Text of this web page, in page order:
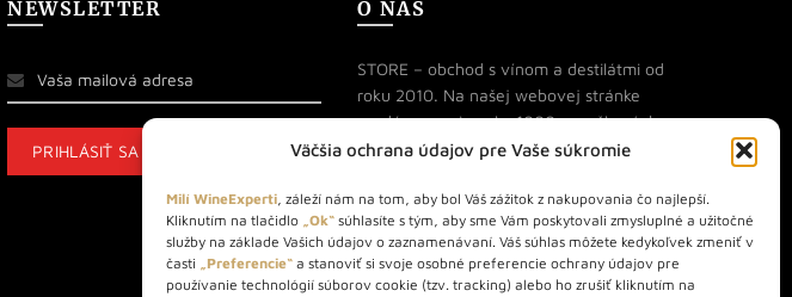
Väčšia ochrana údajov pre Vaše súkromie
Milí WineExperti, záleží nám na tom, aby bol Váš zážitok z nakupovania čo najlepší.
Kliknutím na tlačidlo „Ok“ súhlasíte s tým, aby sme Vám poskytovali zmysluplné a užitočné
služby na základe Vašich údajov o zaznamenávaní. Váš súhlas môžete kedykoľvek zmeniť v
časti „Preferencie“ a stanoviť si svoje osobné preferencie ochrany údajov pre
používanie technológií súborov cookie (tzv. tracking) alebo ho zrušiť kliknutím na
NEWSLETTER O NÁS
STORE – obchod s vínom a destilátmi od
roku 2010. Na našej webovej stránke
predávame viac ako 1000+ značkových
produktov.
Info tel.: +421 917 779 888
Vínotéka: +421 917 888 879
Vínotéka: Bratislavská 49/B,
Bratislava 841 06